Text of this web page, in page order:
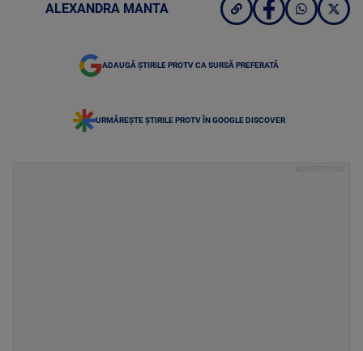
ALEXANDRA MANTA
ADAUGĂ ȘTIRILE PROTV CA SURSĂ PREFERATĂ
URMĂREȘTE ȘTIRILE PROTV ÎN GOOGLE DISCOVER